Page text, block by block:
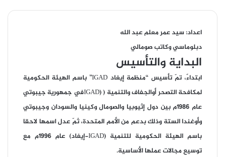
اعداد: سيد عمر معلم عبد الله
دبلوماسي وكاتب صومالي
البداية والتأسيس
ابتداءً، تمّ تأسيس “منظمة إيغاد IGAD” باسم الهيئة الحكومية
لمكافحة التصحر أوالجفاف والتنمية ( (IGADفي جمهورية جيبوتي
عام 1986م بين دول إثيوبيا والصومال وكينيا والسودان وجيبوتي
وأوغندا الستة وذلك بدعم من الأمم المتحدة، ثمّ عدل اسمها لاحقا
باسم الهيئة الحكومية للتنمية (IGAD-إيغاد) عام 1996م مع
توسيع مجالات عملها الأساسية.